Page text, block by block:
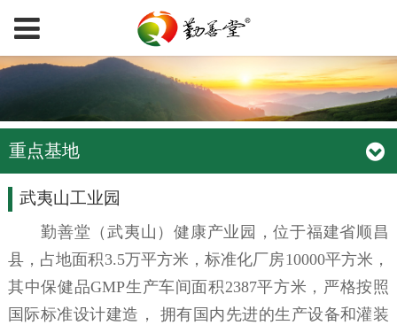
重点基地
武夷山工业园
勤善堂（武夷山）健康产业园，位于福建省顺昌
县，占地面积3.5万平方米，标准化厂房10000平方米，
其中保健品GMP生产车间面积2387平方米，严格按照
国际标准设计建造， 拥有国内先进的生产设备和灌装